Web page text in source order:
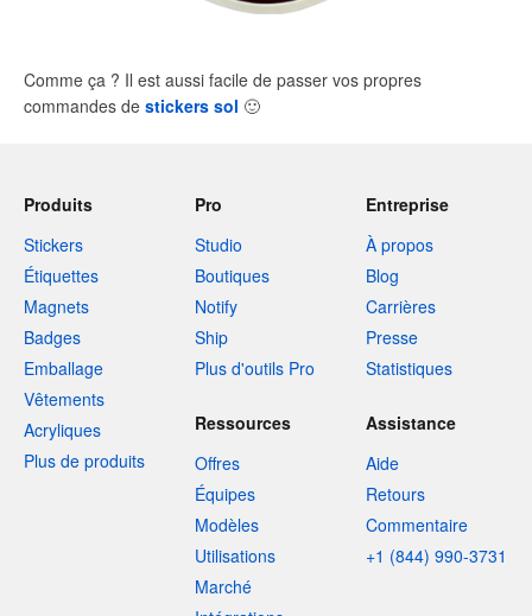
Comme ça ? Il est aussi facile de passer vos propres
commandes de stickers sol 🙂
Produits
Stickers
Étiquettes
Magnets
Badges
Emballage
Vêtements
Acryliques
Plus de produits
Pro
Studio
Boutiques
Notify
Ship
Plus d'outils Pro
Entreprise
À propos
Blog
Carrières
Presse
Statistiques
Ressources
Offres
Équipes
Modèles
Utilisations
Marché
Assistance
Aide
Retours
Commentaire
+1 (844) 990-3731